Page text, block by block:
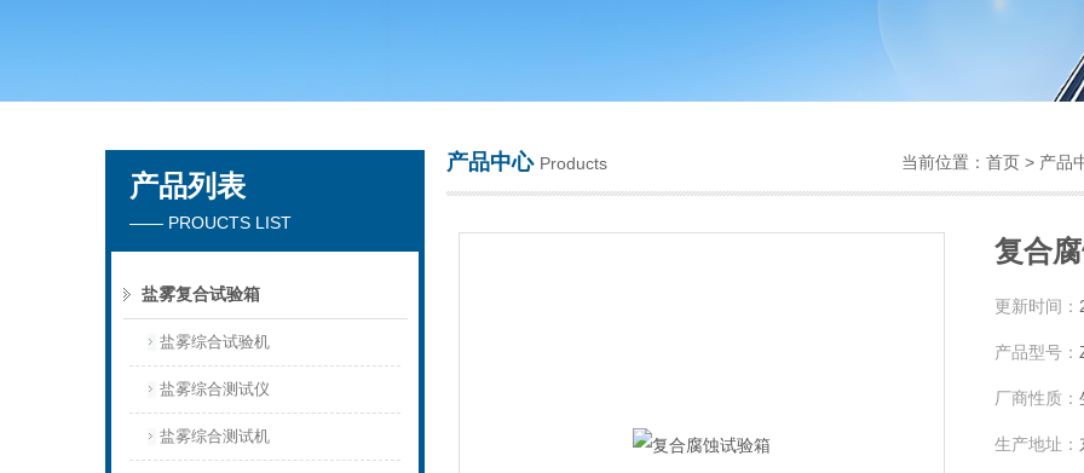
东莞市正台测试仪器有限公司
产品列表
—— PROUCTS LIST
盐雾复合试验箱
盐雾综合试验机
盐雾综合测试仪
盐雾综合测试机
产品中心 Products 当前位置： 首页 > 产品
复合
更新时间：
产品型号：
厂商性质：
生产地址：